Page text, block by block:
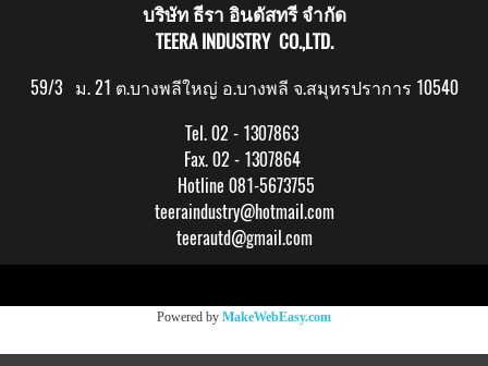
บริษัท ธีรา อินดัสทรี จำกัด
TEERA INDUSTRY CO.,LTD.
59/3 ม. 21 ต.บางพลีใหญ่ อ.บางพลี จ.สมุทรปราการ 10540
Tel. 02 - 1307863
Fax. 02 - 1307864
Hotline 081-5673755
teeraindustry@hotmail.com
teerautd@gmail.com
Powered by MakeWebEasy.com